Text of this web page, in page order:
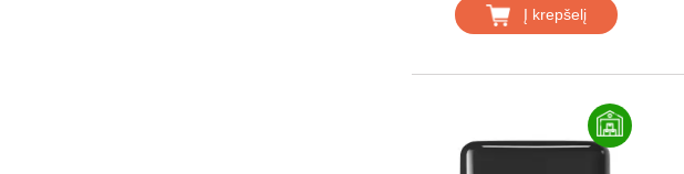
Į krepšelį